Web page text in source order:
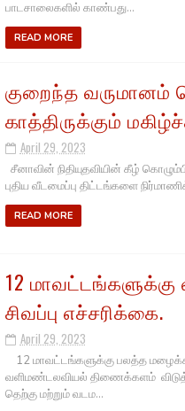
பாடசாலைகளில் காண்பது...
READ MORE
குறைந்த வருமானம்
காத்திருக்கும்
April 29, 2023
சீனாவின் நிதியுதவியின் கீழ்
புதிய வீடமைப்பு திட்டங்களை
READ MORE
12 மாவட்டங்களுக்கு
சிவப்பு எச்சரிக்கை.
April 29, 2023
12 மாவட்டங்களுக்கு பலத்த
வளிமண்டலவியல் திணைக்களம்
தெற்கு மற்றும் வடம...